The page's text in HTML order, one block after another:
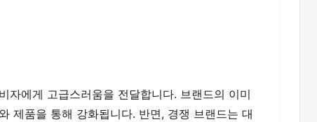
자에게 고급스러움을 전달합니다. 브랜드의 이미
제품을 통해 강화됩니다. 반면, 경쟁 브랜드는 대